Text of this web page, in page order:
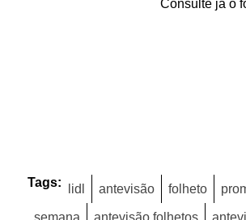
Consulte já o
Tags: lidl antevisão folheto
semana
antevisão folhetos